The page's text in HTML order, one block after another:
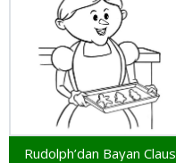
Rudolph’dan Bayan Claus